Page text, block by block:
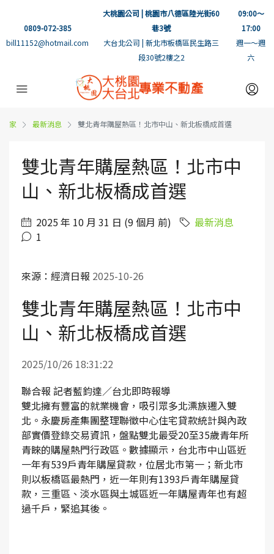
0809-072-385
bill11152@hotmail.com
大桃園公司 | 桃園市八德區陸光街60
巷3號
大台北公司 | 新北市板橋區民生路三
段30號2樓之2
09:00～
17:00
週一～週
六
家 最新消息 雙北青年購屋熱區！北市中山、新北板橋成首選
雙北青年購屋熱區！北市中
山、新北板橋成首選
2025 年 10 月 31 日 (9 個月 前)
最新消息
1
來源：經濟日報 2025-10-26
雙北青年購屋熱區！北市中
山、新北板橋成首選
2025/10/26 18:31:22
聯合報 記者藍鈞達／台北即時報導
雙北擁有豐富的就業機會，吸引眾多北漂族遷入雙
北。永慶房產集團整理聯徵中心住宅貸款統計與內政
部實價登錄交易資訊，盤點雙北最受20至35歲青年所
青睞的購屋熱門行政區。數據顯示，台北市中山區近
一年有539戶青年購屋貸款，位居北市第一；新北市
則以板橋區最熱門，近一年則有1393戶青年購屋貸
款，三重區、淡水區與土城區近一年購屋青年也有超
過千戶，緊追其後。